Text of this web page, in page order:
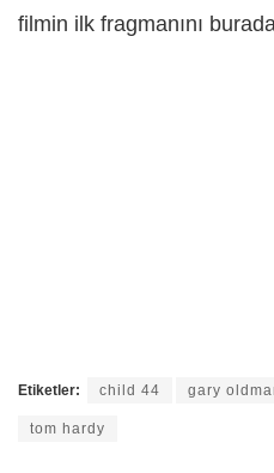
filmin ilk fragmanını
Etiketler: child 44 gary
tom hardy